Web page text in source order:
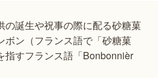
の誕生や祝事の際に配る砂糖菓
ボン（フランス語で「砂糖菓
指すフランス語「Bonbonnièr